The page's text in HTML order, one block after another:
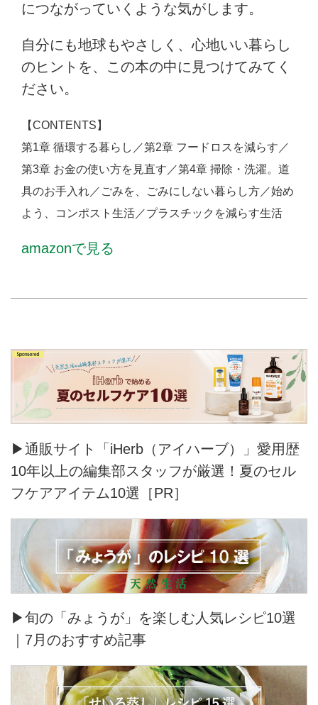
につながっていくような気がします。
自分にも地球もやさしく、心地いい暮らし
のヒントを、この本の中に見つけてみてく
ださい。
【CONTENTS】
第1章 循環する暮らし／第2章 フードロスを減らす／
第3章 お金の使い方を見直す／第4章 掃除・洗濯。道
具のお手入れ／ごみを、ごみにしない暮らし方／始め
よう、コンポスト生活／プラスチックを減らす生活
amazonで見る
▶通販サイト「iHerb（アイハーブ）」愛用歴
10年以上の編集部スタッフが厳選！夏のセル
フケアアイテム10選［PR］
▶旬の「みょうが」を楽しむ人気レシピ10選
｜7月のおすすめ記事